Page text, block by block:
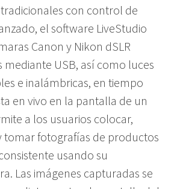
con control de
el software LiveStudio
Canon y Nikon dSLR
USB, así como luces
e inalámbricas, en tiempo
en vivo en la pantalla de un
a los usuarios colocar,
tomar fotografías de productos
usando su
Las imágenes capturadas se